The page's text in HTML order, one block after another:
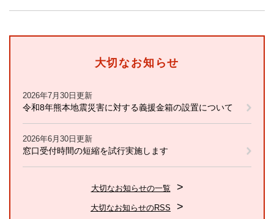
大切なお知らせ
2026年7月30日更新
令和8年熊本地震災害に対する義援金箱の設置について
2026年6月30日更新
窓口受付時間の短縮を試行実施します
大切なお知らせの一覧
大切なお知らせのRSS